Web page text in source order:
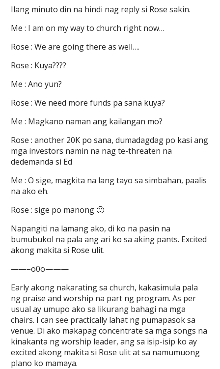
Ilang minuto din na hindi nag reply si Rose sakin.
Me : I am on my way to church right now…
Rose : We are going there as well….
Rose : Kuya????
Me : Ano yun?
Rose : We need more funds pa sana kuya?
Me : Magkano naman ang kailangan mo?
Rose : another 20K po sana, dumadagdag po kasi ang
mga investors namin na nag te-threaten na
dedemanda si Ed
Me : O sige, magkita na lang tayo sa simbahan, paalis
na ako eh.
Rose : sige po manong 🙂
Napangiti na lamang ako, di ko na pasin na
bumubukol na pala ang ari ko sa aking pants. Excited
akong makita si Rose ulit.
——–o0o———
Early akong nakarating sa church, kakasimula pala
ng praise and worship na part ng program. As per
usual ay umupo ako sa likurang bahagi na mga
chairs. I can see practically lahat ng pumapasok sa
venue. Di ako makapag concentrate sa mga songs na
kinakanta ng worship leader, ang sa isip-isip ko ay
excited akong makita si Rose ulit at sa namumuong
plano ko mamaya.